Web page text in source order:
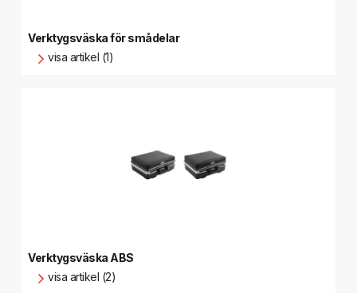
Verktygsväska för smådelar
visa artikel (1)
Verktygsväska ABS
visa artikel (2)